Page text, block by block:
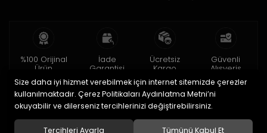
%100 Orijinal
Ürün
2 yıl garanti
İade
Garantisi
15 gün içinde
iade
Ücretsiz
Kargo
150 TL ve üzeri
Güvenli
Alışveriş
256bit SSL ile
Size daha iyi hizmet verebilmek için internet sitemizde çerezler
kullanılmaktadır. Çerez Politikaları Aydınlatma Metni’ni
okuyabilir ve dilerseniz tercihlerinizi değiştirebilirsiniz.
Tercihleri Ayarla Tümünü Kabul Et